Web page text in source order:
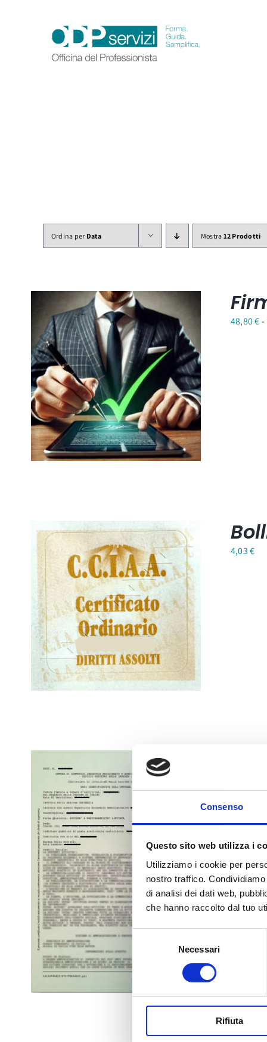
Consenso
Questo sito web utilizza i
Utilizziamo i cookie per
nostro traffico.
di analisi dei dati web,
che hanno raccolto dal tuo
Selezione
consenso
Necessari
Rifiuta
Ordina per Data Mostra 12 Prodotti
48,80€-
4,03€